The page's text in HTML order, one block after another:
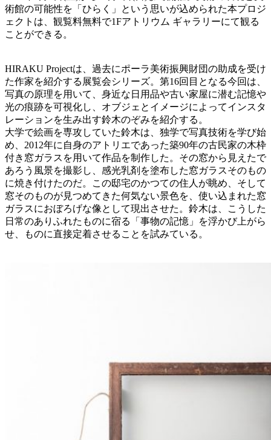
術館の可能性を「ひらく」という思いが込められた本プロジ
ェクトは、観覧料無料で1Fアトリウム ギャラリーにて観る
ことができる。
HIRAKU Projectは、過去にポーラ美術振興財団の助成を受け
た作家を紹介する展覧会シリーズ。第16回目となる今回は、
写真の原理を用いて、身近な日用品や古い家屋に潜む記憶や
光の痕跡を可視化し、オブジェとイメージによってインスタ
レーションを生み出す鈴木のぞみを紹介する。
大学で絵画を専攻していた鈴木は、独学で写真技術を学び始
め、2012年に自身のアトリエであった築90年の古民家の木枠
付き窓ガラスを用いて作品を制作した。その窓から見えたで
あろう風景を撮影し、感光乳剤を塗布した窓ガラスそのもの
に焼き付けたのだ。この邸宅のかつての住人が眺め、そして
窓そのものが見つめてきた何気ない景色を、使い込まれた窓
ガラスにおぼろげな像として現出させた。鈴木は、こうした
日常のありふれたものに宿る「事物の記憶」を浮かび上がら
せ、ものに直接定着させることを試みている。